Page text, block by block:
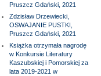
Pruszcz Gdański, 2021
Zdzisław Drzewiecki,
OSWAJANIE PUSTKI,
Pruszcz Gdański, 2021
Książka otrzymała nagrodę
w Konkursie Literatury
Kaszubskiej i Pomorskiej za
lata 2019-2021 w